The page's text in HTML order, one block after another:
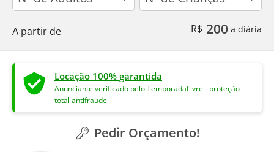
A partir de R$ 200 a diária
Locação 100% garantida
Anunciante verificado pelo TemporadaLivre - proteção
total antifraude
Pedir Orçamento!